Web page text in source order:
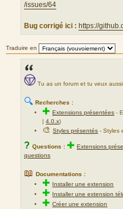
/issues/64
Bug corrigé ici : https://
Traduire en
Tu as un forum et tu veux
🔍 Recherches :
✚Extensions présentées -
|4.0.x)
🎨Styles présentés - Styles
? Questions : ✚ Extensions
questions
📖 Documentations :
✚ Installer une extension
✚ Installer une extension
✚Créer une extension